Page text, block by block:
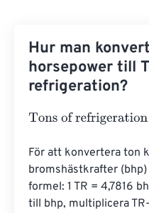
Hur man
horsepower till
refrigeration?
Tons of refrigeration=
För att konvertera ton
bromshästkrafter
formel: 1 TR = 4,7816
till bhp, multiplicera